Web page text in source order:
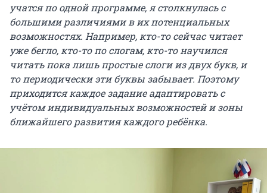
учатся по одной программе, я столкнулась с
большими различиями в их потенциальных
возможностях. Например, кто-то сейчас читает
уже бегло, кто-то по слогам, кто-то научился
читать пока лишь простые слоги из двух букв, и
то периодически эти буквы забывает. Поэтому
приходится каждое задание адаптировать с
учётом индивидуальных возможностей и зоны
ближайшего развития каждого ребёнка.